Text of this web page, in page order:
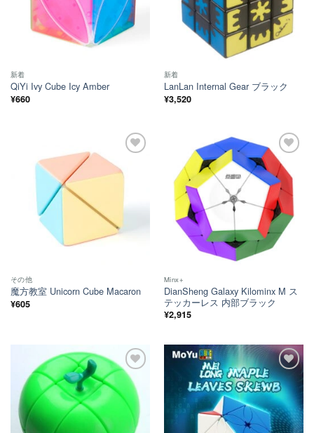
新着
QiYi Ivy Cube Icy Amber
¥660
新着
LanLan Internal Gear ブラック
¥3,520
その他
魔方教室 Unicorn Cube Macaron
¥605
ほし
い！
Minx+
DianSheng Galaxy Kilominx M ス
テッカーレス 内部ブラック
¥2,915
ほし
い！
ほし
い！